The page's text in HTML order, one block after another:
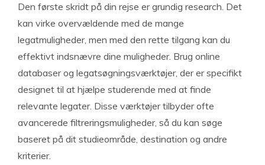
Den første skridt på din rejse er grundig research. Det
kan virke overvældende med de mange
legatmuligheder, men med den rette tilgang kan du
effektivt indsnævre dine muligheder. Brug online
databaser og legatsøgningsværktøjer, der er specifikt
designet til at hjælpe studerende med at finde
relevante legater. Disse værktøjer tilbyder ofte
avancerede filtreringsmuligheder, så du kan søge
baseret på dit studieområde, destination og andre
kriterier.